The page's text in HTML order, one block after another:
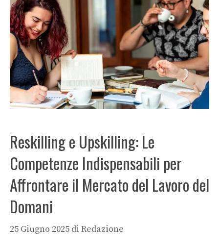
Reskilling e Upskilling: Le
Competenze Indispensabili per
Affrontare il Mercato del Lavoro del
Domani
25 Giugno 2025 di Redazione